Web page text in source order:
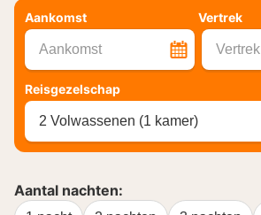
Aankomst Vertrek
Aankomst Vertrek
Reisgezelschap
2 Volwassenen (1 kamer)
Aantal nachten: